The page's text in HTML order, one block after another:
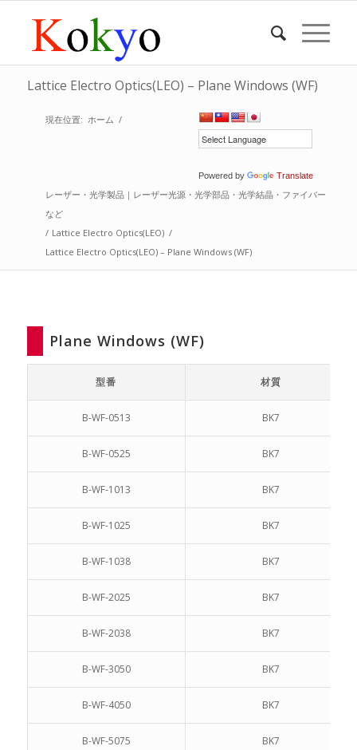
Lattice Electro Optics(LEO) – Plane Windows (WF)
Powered by Translate
現在位置: ホーム /
レーザー・光学製品｜レーザー光源・光学部品・光学結晶・ファイバー
など
/ Lattice Electro Optics(LEO) /
Lattice Electro Optics(LEO) – Plane Windows (WF)
Plane Windows (WF)
型番 材質
B-WF-0513 BK7
B-WF-0525 BK7
B-WF-1013 BK7
B-WF-1025 BK7
B-WF-1038 BK7
B-WF-2025 BK7
B-WF-2038 BK7
B-WF-3050 BK7
B-WF-4050 BK7
B-WF-5075 BK7